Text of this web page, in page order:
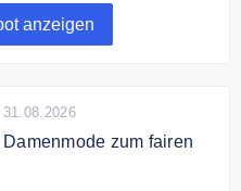
anzeigen
zum fairen